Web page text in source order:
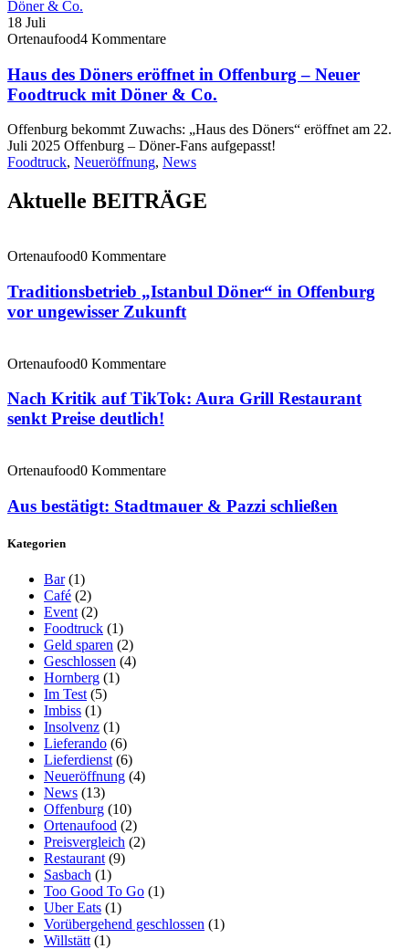
18 Juli
Ortenaufood4 Kommentare
Haus des Döners eröffnet in Offenburg – Neuer
Foodtruck mit Döner & Co.
Offenburg bekommt Zuwachs: „Haus des Döners“ eröffnet am 22.
Juli 2025 Offenburg – Döner-Fans aufgepasst!
Foodtruck, Neueröffnung, News
Aktuelle BEITRÄGE
Ortenaufood0 Kommentare
Traditionsbetrieb „Istanbul Döner“ in Offenburg
vor ungewisser Zukunft
Ortenaufood0 Kommentare
Nach Kritik auf TikTok: Aura Grill Restaurant
senkt Preise deutlich!
Ortenaufood0 Kommentare
Aus bestätigt: Stadtmauer & Pazzi schließen
Kategorien
Bar (1)
Café (2)
Event (2)
Foodtruck (1)
Geld sparen (2)
Geschlossen (4)
Hornberg (1)
Im Test (5)
Imbiss (1)
Insolvenz (1)
Lieferando (6)
Lieferdienst (6)
Neueröffnung (4)
News (13)
Offenburg (10)
Ortenaufood (2)
Preisvergleich (2)
Restaurant (9)
Sasbach (1)
Too Good To Go (1)
Uber Eats (1)
Vorübergehend geschlossen (1)
Willstätt (1)